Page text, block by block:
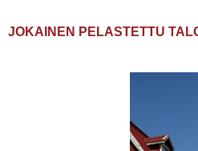
JOKAINEN PELASTETTU